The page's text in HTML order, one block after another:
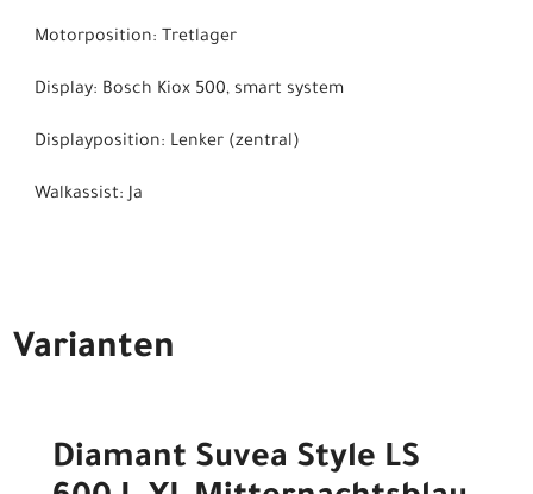
Motorposition: Tretlager
Display: Bosch Kiox 500, smart system
Displayposition: Lenker (zentral)
Walkassist: Ja
Varianten
Diamant Suvea Style LS